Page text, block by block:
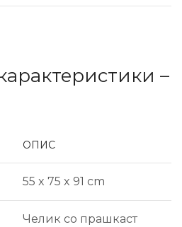
–
ОПИС
55 x 75 x 91 cm
Челик со прашкаст